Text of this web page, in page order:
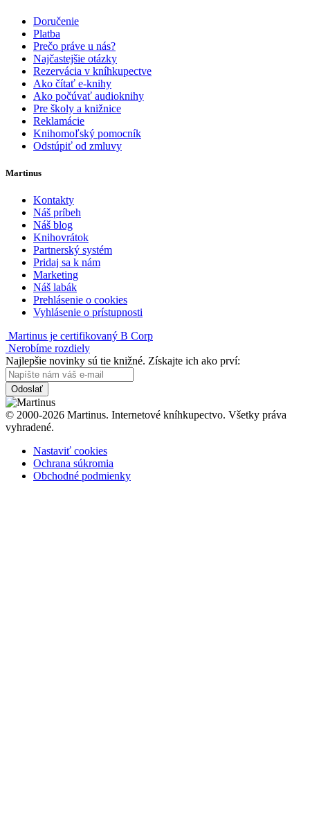
Doručenie
Platba
Prečo práve u nás?
Najčastejšie otázky
Rezervácia v kníhkupectve
Ako čítať e-knihy
Ako počúvať audioknihy
Pre školy a knižnice
Reklamácie
Knihomoľský pomocník
Odstúpiť od zmluvy
Martinus
Kontakty
Náš príbeh
Náš blog
Knihovrátok
Partnerský systém
Pridaj sa k nám
Marketing
Náš labák
Prehlásenie o cookies
Vyhlásenie o prístupnosti
Martinus je certifikovaný B Corp
Nerobíme rozdiely
Najlepšie novinky sú tie knižné. Získajte ich ako prví:
Odoslať
© 2000-2026 Martinus. Internetové kníhkupectvo. Všetky práva
vyhradené.
Nastaviť cookies
Ochrana súkromia
Obchodné podmienky